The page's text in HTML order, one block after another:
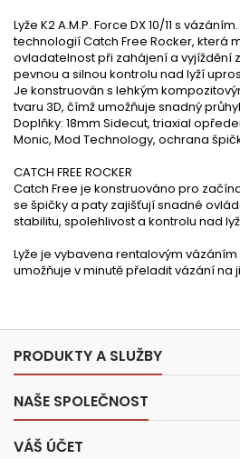
Lyže K2 A.M.P. Force DX 10/11 s
technologií Catch Free Rocker, která
ovladatelnost při zahájení a vyjíždění
pevnou a silnou kontrolu nad lyží
Je konstruován s lehkým
tvaru 3D, čímž umožňuje snadný
Doplňky: 18mm Sidecut, triaxial
Monic, Mod Technology, ochrana
CATCH FREE ROCKER
Catch Free je konstruováno pro
se špičky a paty zajišťují snadné
stabilitu, spolehlivost a kontrolu nad
Lyže je vybavena rentalovým vázáním
umožňuje v minutě přeladit vázání na
PRODUKTY A SLUŽBY
NAŠE SPOLEČNOST
VÁŠ ÚČET